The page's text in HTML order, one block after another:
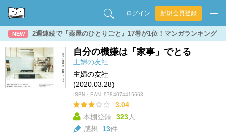
ログイン 新規会員登録
NEW 2週連続で『薬屋のひとりごと』17巻が1位！マンガランキング
自分の機嫌は「家事」でとる
主婦の友社
主婦の友社
(2020.03.28)
ISBN・EAN: 9784074415663
3.04
本棚登録: 323人
感想: 13件